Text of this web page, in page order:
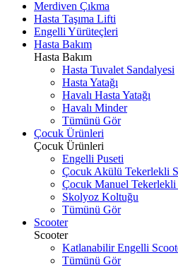
Merdiven Çıkma
Hasta Taşıma Lifti
Engelli Yürüteçleri
Hasta Bakım
Hasta Bakım
Hasta Tuvalet Sandalyesi
Hasta Yatağı
Havalı Hasta Yatağı
Havalı Minder
Tümünü Gör
Çocuk Ürünleri
Çocuk Ürünleri
Engelli Puseti
Çocuk Akülü Tekerlekli
Çocuk Manuel Tekerlekli
Skolyoz Koltuğu
Tümünü Gör
Scooter
Scooter
Katlanabilir Engelli
Tümünü Gör